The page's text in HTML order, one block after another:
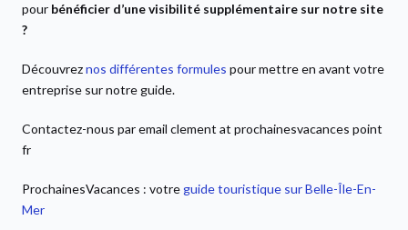
pour bénéficier d’une visibilité supplémentaire sur notre site
?
Découvreznos différentes formules pour mettre en avant votre
entreprise sur notre guide.
Contactez-nous par email clement at prochainesvacances point
fr
ProchainesVacances : votreguide touristique sur Belle-Île-En-
Mer